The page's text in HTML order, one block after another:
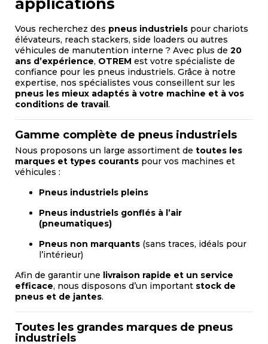
Vous recherchez des pneus industriels pour chariots
élévateurs, reach stackers, side loaders ou autres
véhicules de manutention interne ? Avec plus de 20
ans d’expérience, OTREM est votre spécialiste de
confiance pour les pneus industriels. Grâce à notre
expertise, nos spécialistes vous conseillent sur les
pneus les mieux adaptés à votre machine et à vos
conditions de travail.
Gamme complète de pneus industriels
Nous proposons un large assortiment de toutes les
marques et types courants pour vos machines et
véhicules :
Pneus industriels pleins
Pneus industriels gonflés à l’air
(pneumatiques)
Pneus non marquants (sans traces, idéals pour
l’intérieur)
Afin de garantir une livraison rapide et un service
efficace, nous disposons d’un important stock de
pneus et de jantes.
Toutes les grandes marques de pneus
industriels